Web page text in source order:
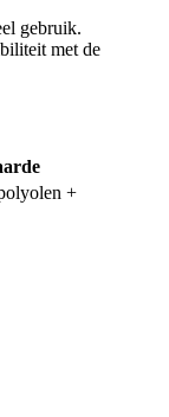
gebruik.
met de
+